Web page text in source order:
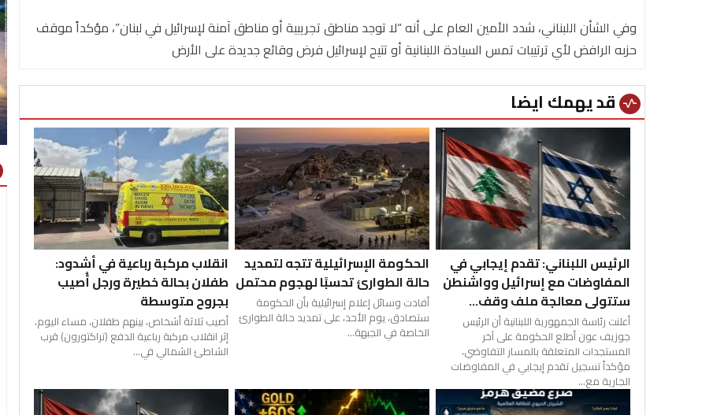
وفي الشأن اللبناني، شدد الأمين العام على أنه “لا توجد مناطق تجريبية أو مناطق آمنة لإسرائيل في لبنان”، مؤكداً موقف
حزبه الرافض لأي ترتيبات تمس السيادة اللبنانية أو تتيح لإسرائيل فرض وقائع جديدة على الأرض
vital_signs قد يهمك ايضا
الرئيس اللبناني: تقدم إيجابي في
المفاوضات مع إسرائيل وواشنطن
ستتولى معالجة ملف وقف...
أعلنت رئاسة الجمهورية اللبنانية أن الرئيس
جوزيف عون أطلع الحكومة على آخر
المستجدات المتعلقة بالمسار التفاوضي،
مؤكداً تسجيل تقدم إيجابي في المفاوضات
الجارية مع...
الحكومة الإسرائيلية تتجه لتمديد
حالة الطوارئ تحسبًا لهجوم محتمل
أفادت وسائل إعلام إسرائيلية بأن الحكومة
ستصادق، يوم الأحد، على تمديد حالة الطوارئ
الخاصة في الجبهة...
انقلاب مركبة رباعية في أشدود:
طفلان بحالة خطيرة ورجل أُصيب
بجروح متوسطة
أصيب ثلاثة أشخاص، بينهم طفلان، مساء اليوم،
إثر انقلاب مركبة رباعية الدفع (تراكتورون) قرب
الشاطئ الشمالي في...